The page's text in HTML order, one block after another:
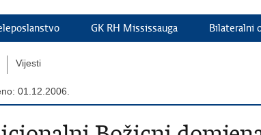
GK RH Mississauga Bilateralni
Vijesti
01.12.2006.